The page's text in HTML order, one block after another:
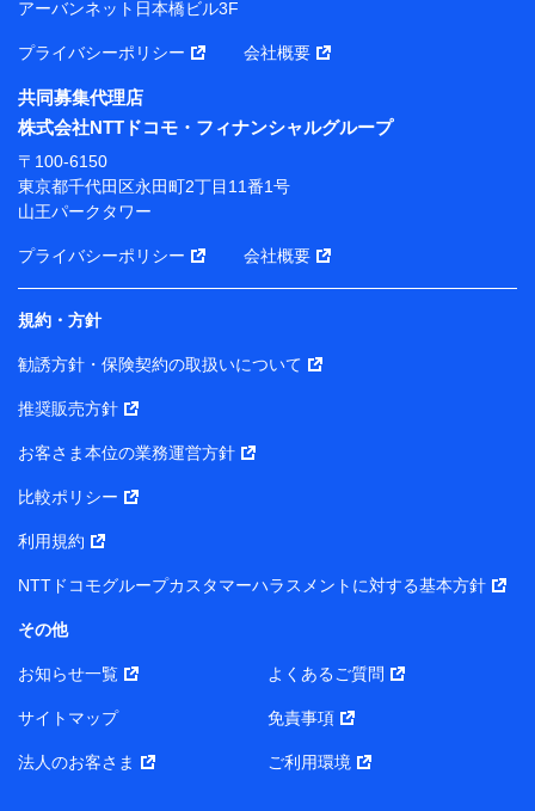
※ 当社および株式会社NTTドコモは、お客さまの情報
ソナルデータ憲章」に定める行動原則を順守します 。
※ パーソナルデータダッシュボードの「第三者提供の
管理」の設定状態にかかわらず、共同利用する場合があ
ります。
※ dポイントクラブ会員ではないお客さま（2019年12
月11日以降、一度もdポイントクラブ会員であったこと
がないお客さまに限る）に関する、2019年12月10日以
前に取得した個人データは、こちら の利用目的の範囲内
当社は株式会社NTTドコモ・フィナンシャルグループ
との間で、以下のとおり個人データを共同利用しま
す。
【共同して利用される利用データの項目】
当社または株式会社NTTドコモ・フィナンシャルグルー
の個人データ
基本情報
性、連絡先、dポイントサービスのご利用に関する情報。例
所、dポイント残高、dポイント利用履歴などが含まれます。
当社または株式会社NTTドコモ・フィナンシャルグループが
報。例として、当社または株式会社NTTドコモ・フィナンシ
履歴インターネット利用時の行動に関する情報、アプリケー
アーバンネット日本橋ビル3F
プライバシーポリシー 会社概要
共同募集代理店
株式会社NTTドコモ・フィナンシャルグループ
〒100-6150
東京都千代田区永田町2丁目11番1号
山王パークタワー
プライバシーポリシー 会社概要
規約・方針
勧誘方針・保険契約の取扱いについて
推奨販売方針
お客さま本位の業務運営方針
比較ポリシー
利用規約
NTTドコモグループカスタマーハラスメントに対する基本方針
その他
お知らせ一覧 よくあるご質問
サイトマップ 免責事項
法人のお客さま ご利用環境